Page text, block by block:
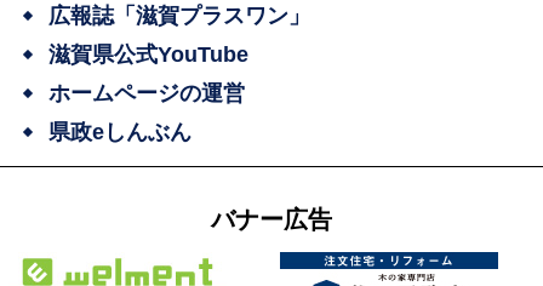
広報誌「滋賀プラスワン」
滋賀県公式YouTube
ホームページの運営
県政eしんぶん
バナー広告